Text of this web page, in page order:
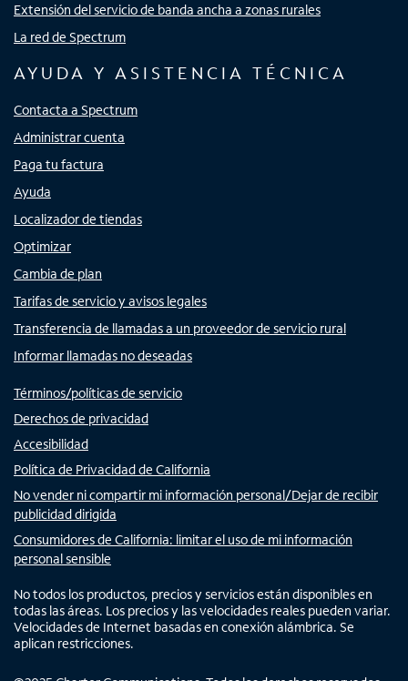
Extensión del servicio de banda ancha a zonas rurales
La red de Spectrum
AYUDA Y ASISTENCIA TÉCNICA
Contacta a Spectrum
Administrar cuenta
Paga tu factura
Ayuda
Localizador de tiendas
Optimizar
Cambia de plan
Tarifas de servicio y avisos legales
Transferencia de llamadas a un proveedor de servicio rural
Informar llamadas no deseadas
Términos/políticas de servicio
Derechos de privacidad
Accesibilidad
Política de Privacidad de California
No vender ni compartir mi información personal/Dejar de recibir
publicidad dirigida
Consumidores de California: limitar el uso de mi información
personal sensible
No todos los productos, precios y servicios están disponibles en
todas las áreas. Los precios y las velocidades reales pueden variar.
Velocidades de Internet basadas en conexión alámbrica. Se
aplican restricciones.